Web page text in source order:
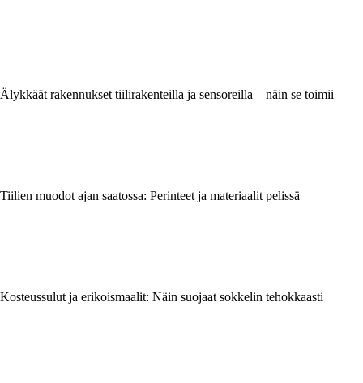
Älykkäät rakennukset tiilirakenteilla ja sensoreilla – näin se toimii
Tiilien muodot ajan saatossa: Perinteet ja materiaalit pelissä
Kosteussulut ja erikoismaalit: Näin suojaat sokkelin tehokkaasti